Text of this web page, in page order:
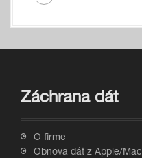
Záchrana dát
O firme
Obnova dát z Apple/Mac